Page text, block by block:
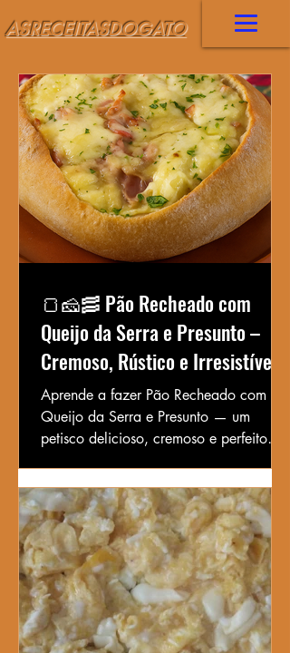
ASRECEITASDOGATO
🍞🧀🥓 Pão Recheado com
Queijo da Serra e Presunto –
Cremoso, Rústico e Irresistível
🇵🇹
Aprende a fazer Pão Recheado com
Queijo da Serra e Presunto — um
petisco delicioso, cremoso e perfeito